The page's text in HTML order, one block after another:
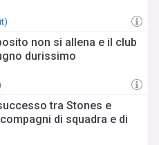
non si allena e il club
durissimo
tra Stones e
di squadra e di